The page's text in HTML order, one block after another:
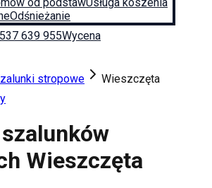
Odśnieżanie
537 639 955Wycena
stropowe
Wieszczęta
Wieszczęta